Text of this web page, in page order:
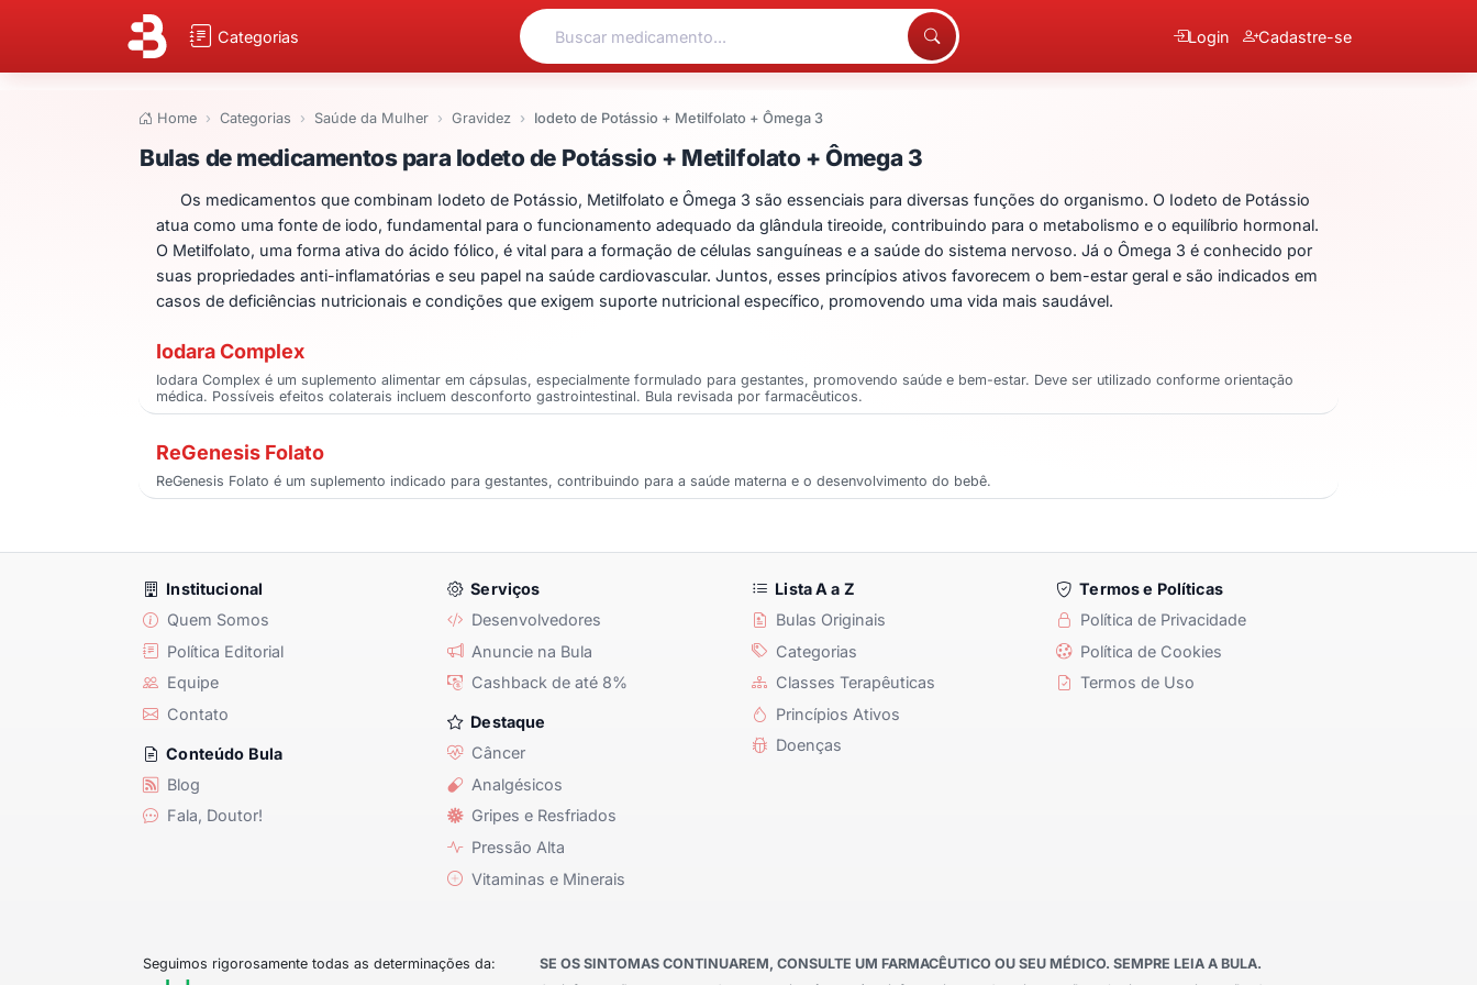
Categorias Login Cadastre-se
Home Categorias Saúde da Mulher Gravidez Iodeto de Potássio + Metilfolato + Ômega 3
Bulas de medicamentos para Iodeto de Potássio + Metilfolato +
Bulas de medicamentos para Iodeto de Potássio + Metilfolato + Ômega 3
Os medicamentos que combinam Iodeto de Potássio, Metilfolato e Ômega 3 são essenciais para diversas funções do organismo. O Iodeto de Potássio
atua como uma fonte de iodo, fundamental para o funcionamento adequado da glândula tireoide, contribuindo para o metabolismo e o equilíbrio hormonal.
O Metilfolato, uma forma ativa do ácido fólico, é vital para a formação de células sanguíneas e a saúde do sistema nervoso. Já o Ômega 3 é conhecido por
suas propriedades anti-inflamatórias e seu papel na saúde cardiovascular. Juntos, esses princípios ativos favorecem o bem-estar geral e são indicados em
casos de deficiências nutricionais e condições que exigem suporte nutricional específico, promovendo uma vida mais saudável.
Iodara Complex
Iodara Complex é um suplemento alimentar em cápsulas, especialmente formulado para gestantes, promovendo saúde e bem-estar. Deve ser utilizado conforme orientação
médica. Possíveis efeitos colaterais incluem desconforto gastrointestinal. Bula revisada por farmacêuticos.
ReGenesis Folato
ReGenesis Folato é um suplemento indicado para gestantes, contribuindo para a saúde materna e o desenvolvimento do bebê.
Institucional
Quem Somos
Política Editorial
Equipe
Contato
Conteúdo Bula
Blog
Fala, Doutor!
Serviços
Desenvolvedores
Anuncie na Bula
Cashback de até 8%
Destaque
Câncer
Analgésicos
Gripes e Resfriados
Pressão Alta
Vitaminas e Minerais
Lista A a Z
Bulas Originais
Categorias
Classes Terapêuticas
Princípios Ativos
Doenças
Termos e Políticas
Política de Privacidade
Política de Cookies
Termos de Uso
Seguimos rigorosamente todas as determinações da:
SE OS SINTOMAS CONTINUAREM, CONSULTE UM FARMACÊUTICO OU SEU MÉDICO. SEMPRE LEIA A BULA.